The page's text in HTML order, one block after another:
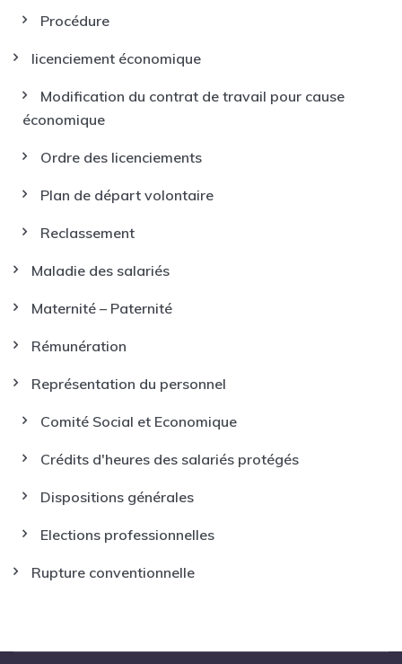
Procédure
licenciement économique
Modification du contrat de travail pour cause
économique
Ordre des licenciements
Plan de départ volontaire
Reclassement
Maladie des salariés
Maternité – Paternité
Rémunération
Représentation du personnel
Comité Social et Economique
Crédits d'heures des salariés protégés
Dispositions générales
Elections professionnelles
Rupture conventionnelle